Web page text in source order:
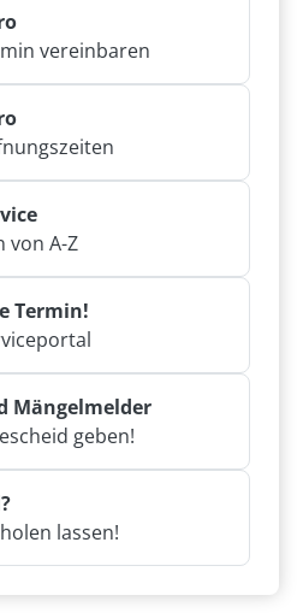
vereinbaren
von A-Z
Termin!
Mängelmelder
geben!
lassen!